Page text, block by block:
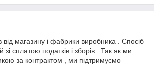
від магазину і фабрики виробника . Спосіб
зі сплатою податків і зборів . Так як ми
за контрактом , ми підтримуємо